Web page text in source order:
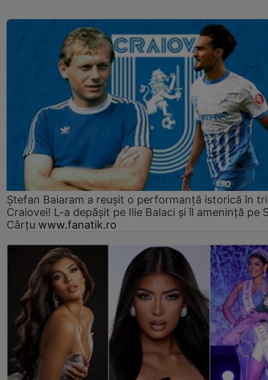
Ștefan Baiaram a reușit o performanță istorică în
Craiovei! L-a depășit pe Ilie Balaci și îl amenință pe
Cârțu www.fanatik.ro